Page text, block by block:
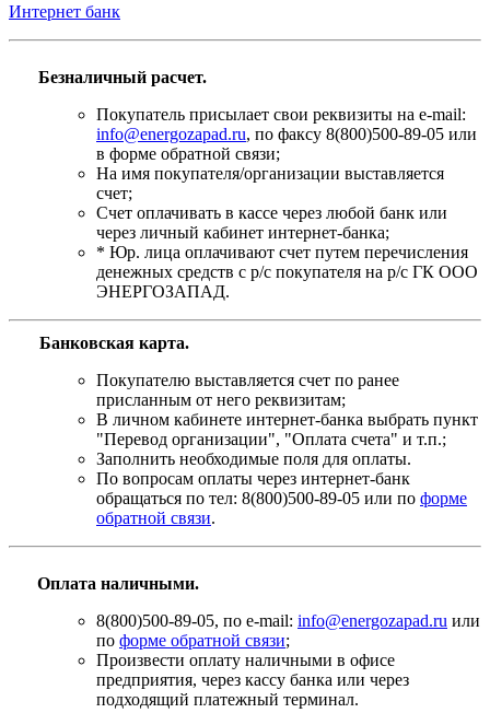
Интернет банк
Безналичный расчет.
Покупатель присылает свои реквизиты на e-mail:
info@energozapad.ru, по факсу 8(800)500-89-05 или
в форме обратной связи;
На имя покупателя/организации выставляется
счет;
Счет оплачивать в кассе через любой банк или
через личный кабинет интернет-банка;
* Юр. лица оплачивают счет путем перечисления
денежных средств с р/с покупателя на р/с ГК ООО
ЭНЕРГОЗАПАД.
Банковская карта.
Покупателю выставляется счет по ранее
присланным от него реквизитам;
В личном кабинете интернет-банка выбрать пункт
"Перевод организации", "Оплата счета" и т.п.;
Заполнить необходимые поля для оплаты.
По вопросам оплаты через интернет-банк
обращаться по тел: 8(800)500-89-05 или по форме
обратной связи.
Оплата наличными.
8(800)500-89-05, по e-mail: info@energozapad.ru или
по форме обратной связи;
Произвести оплату наличными в офисе
предприятия, через кассу банка или через
подходящий платежный терминал.